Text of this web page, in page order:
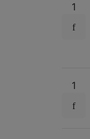
1
1